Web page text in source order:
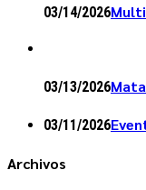
03/14/2026
03/13/2026
03/11/2026
Archivos